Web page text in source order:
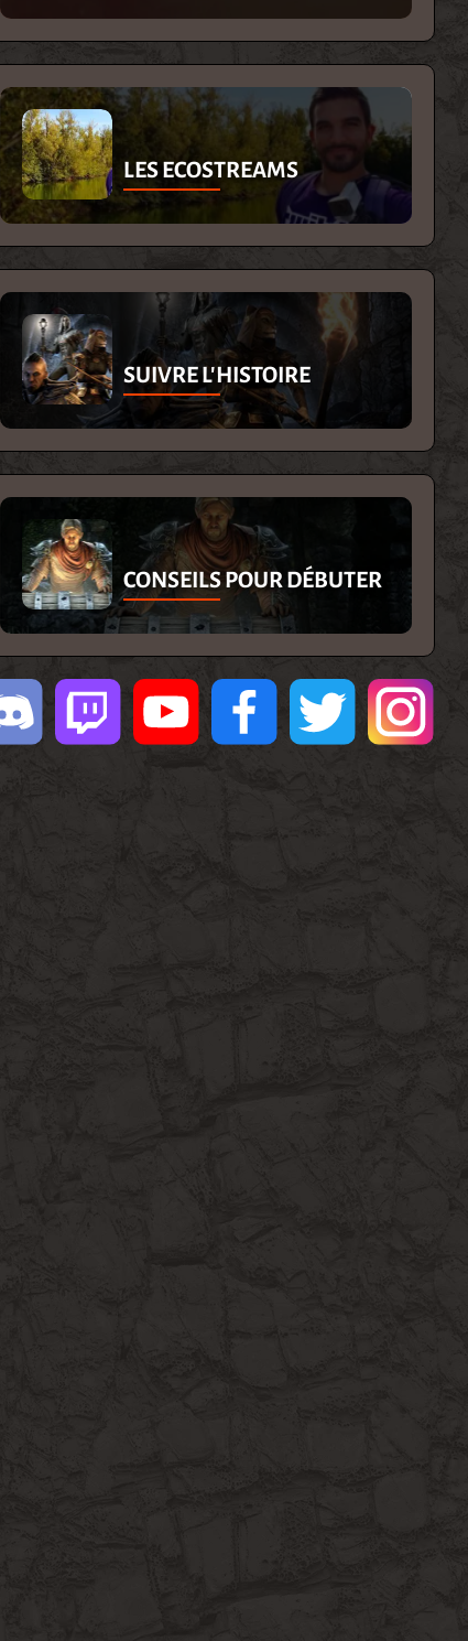
LES ECOSTREAMS
SUIVRE L'HISTOIRE
CONSEILS POUR DÉBUTER